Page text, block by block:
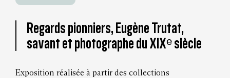
Regards pionniers, Eugène Trutat,
savant et photographe du XIXᵉ siècle
Exposition réalisée à partir des collections